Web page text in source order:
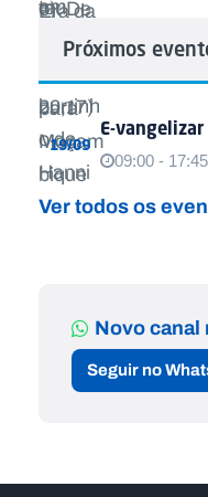
Próximos
19/09
E-
09:00 - 17:45
Ver todos os
Novo canal
Seguir no